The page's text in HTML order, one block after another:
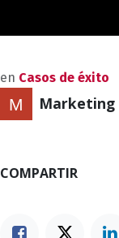
en Casos de éxito
Marketing
COMPARTIR